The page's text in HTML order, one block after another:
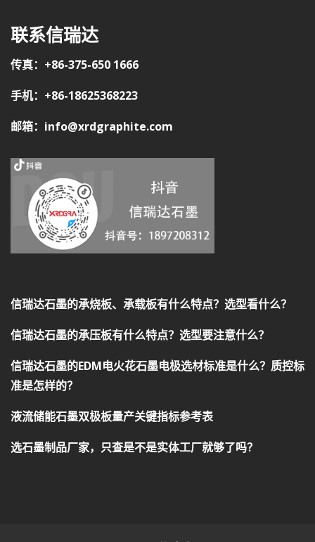
联系信瑞达
传真：+86-375-650 1666
手机：+86-18625368223
邮箱：info@xrdgraphite.com
信瑞达石墨的承烧板、承载板有什么特点？选型看什么？
信瑞达石墨的承压板有什么特点？选型要注意什么？
信瑞达石墨的EDM电火花石墨电极选材标准是什么？质控标
准是怎样的？
液流储能石墨双极板量产关键指标参考表
选石墨制品厂家，只查是不是实体工厂就够了吗？